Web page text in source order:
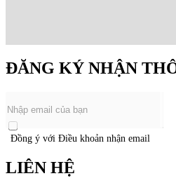
ĐĂNG KÝ NHẬN
Đồng ý với Điều khoản nhận email
LIÊN HỆ